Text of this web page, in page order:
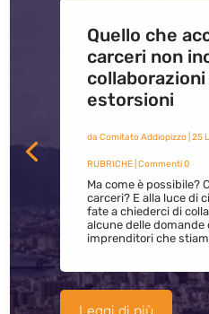
Quello che
carceri non
estorsioni
da Comitato Addiopizzo| 25
RUBRICHE| Commenti 0
Ma come è possibile?
carceri? E alla luce di
fate a chiederci di
alcune delle
imprenditori che